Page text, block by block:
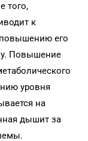
того,
к
повышению его
Повышение
уровня
на
дышит за